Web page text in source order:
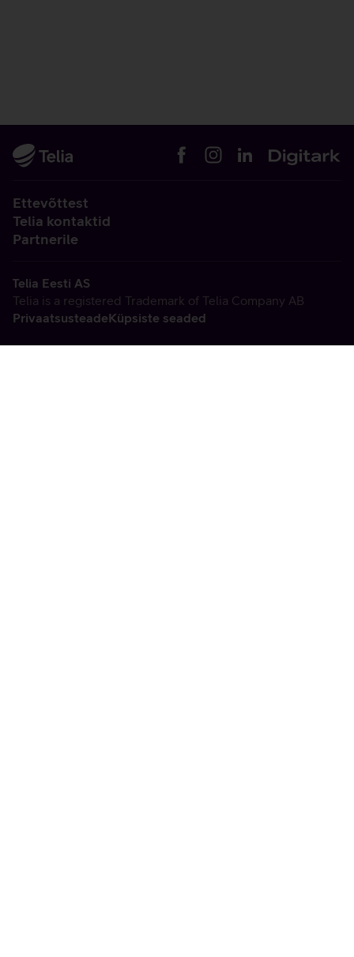
Ettevõttest
Telia kontaktid
Partnerile
Telia Eesti AS
Telia is a registered Trademark of Telia Company AB
PrivaatsusteadeKüpsiste seaded